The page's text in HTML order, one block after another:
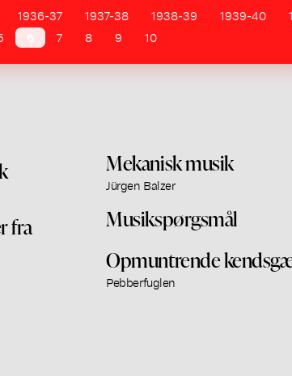
1936-37 1937-38 1938-39 1939-40
7 8 9 10
fra
Mekanisk musik
Jürgen Balzer
Musikspørgsmål
Opmuntrende
Pebberfuglen